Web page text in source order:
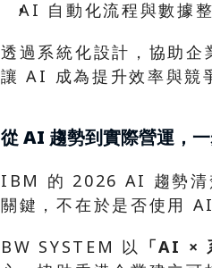
AI 自動化流程與數據
透過系統化設計，協助企
讓 AI 成為提升效率與競
從 AI 趨勢到實際營運，
IBM 的 2026 AI 趨勢清
關鍵，不在於是否使用
BW SYSTEM 以
「AI ×